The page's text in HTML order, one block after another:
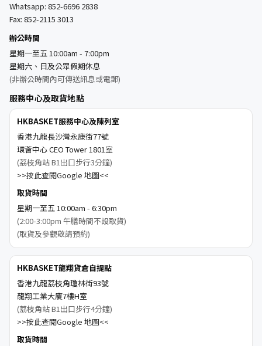
Whatsapp: 852-6696 2838
Fax: 852-2115 3013
辦公時間
星期一至五 10:00am - 7:00pm
星期六、日及公眾假期休息
(非辦公時間內可傳送訊息或電郵)
服務中心及取貨地點
HKBASKET服務中心及陳列室
香港九龍長沙灣永康街77號
環薈中心 CEO Tower 1801室
(荔枝角站 B1出口步行3分鐘)
>>按此查閱Google 地圖<<
取貨時間
星期一至五 10:00am - 6:30pm
(2:00-3:00pm 午膳時間不設取貨)
(取貨及參觀敬請預約)
HKBASKET龍翔貨倉自提點
香港九龍荔枝角瓊林街93號
龍翔工業大廈7樓H室
(荔枝角站 B1出口步行4分鐘)
>>按此查閱Google 地圖<<
取貨時間